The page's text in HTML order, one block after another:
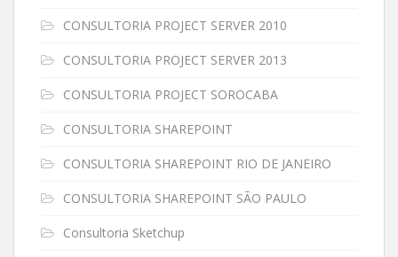
CONSULTORIA PROJECT SERVER 2010
CONSULTORIA PROJECT SERVER 2013
CONSULTORIA PROJECT SOROCABA
CONSULTORIA SHAREPOINT
CONSULTORIA SHAREPOINT RIO DE JANEIRO
CONSULTORIA SHAREPOINT SÃO PAULO
Consultoria Sketchup